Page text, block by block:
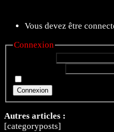
Vous devez être
Connexion
Connexion
Autres articles :
[categoryposts]